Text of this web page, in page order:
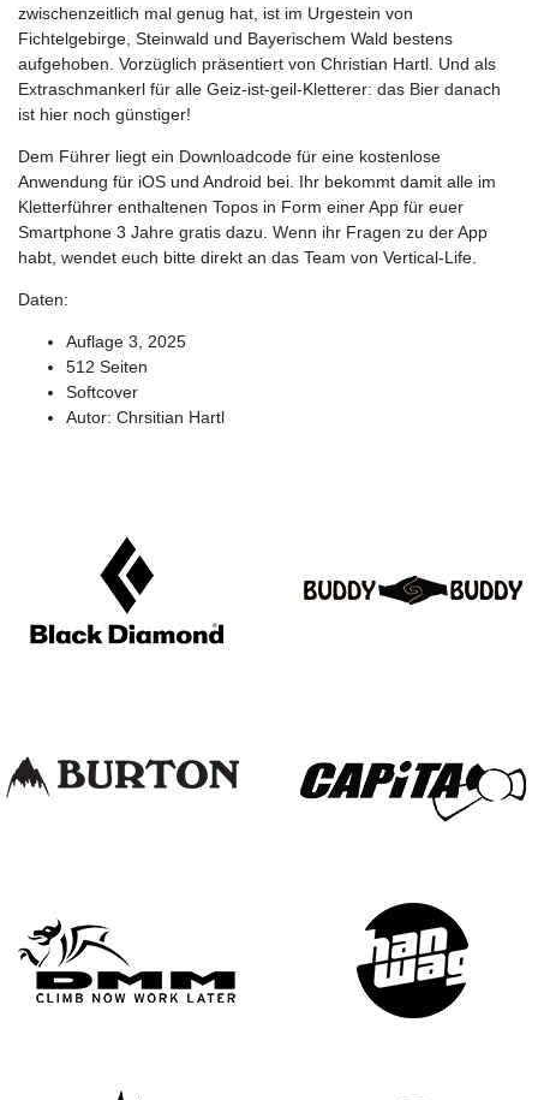
zwischenzeitlich mal genug hat, ist im Urgestein von
Fichtelgebirge, Steinwald und Bayerischem Wald bestens
aufgehoben. Vorzüglich präsentiert von Christian Hartl. Und als
Extraschmankerl für alle Geiz-ist-geil-Kletterer: das Bier danach
ist hier noch günstiger!
Dem Führer liegt ein Downloadcode für eine kostenlose
Anwendung für iOS und Android bei. Ihr bekommt damit alle im
Kletterführer enthaltenen Topos in Form einer App für euer
Smartphone 3 Jahre gratis dazu. Wenn ihr Fragen zu der App
habt, wendet euch bitte direkt an das Team von Vertical-Life.
Daten:
Auflage 3, 2025
512 Seiten
Softcover
Autor: Chrsitian Hartl